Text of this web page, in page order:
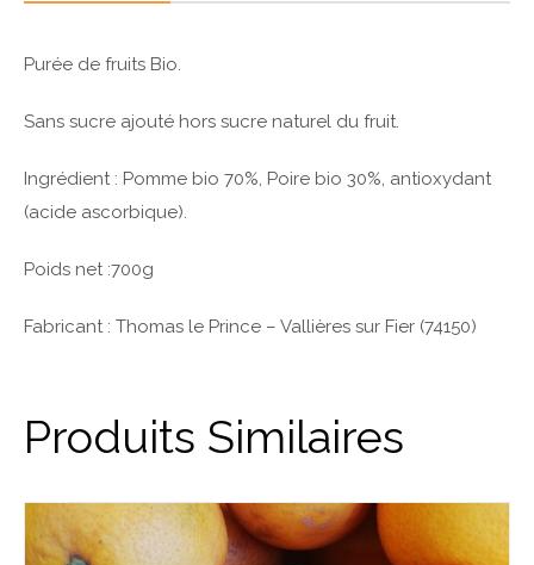
Purée de fruits Bio.
Sans sucre ajouté hors sucre naturel du fruit.
Ingrédient : Pomme bio 70%, Poire bio 30%, antioxydant
(acide ascorbique).
Poids net :700g
Fabricant : Thomas le Prince – Vallières sur Fier (74150)
Produits Similaires